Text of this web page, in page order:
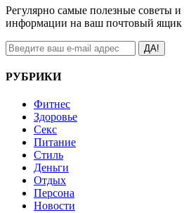
Регулярно самые полезные советы
информации на ваш почтовый ящик
ДА!
РУБРИКИ
Фитнес
Здоровье
Секс
Питание
Стиль
Деньги
Отдых
Персона
Новости